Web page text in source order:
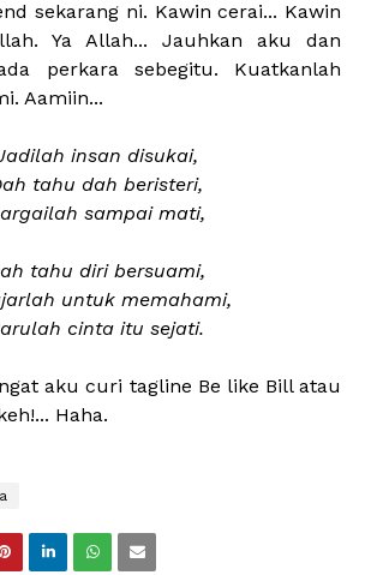
sekarang ni. Kawin cerai... Kawin
Ya Allah... Jauhkan aku dan
perkara sebegitu. Kuatkanlah
Aamiin...
insan disukai,
tahu dah beristeri,
sampai mati,
tahu diri bersuami,
untuk memahami,
cinta itu sejati.
aku curi tagline Be like Bill atau
Haha.